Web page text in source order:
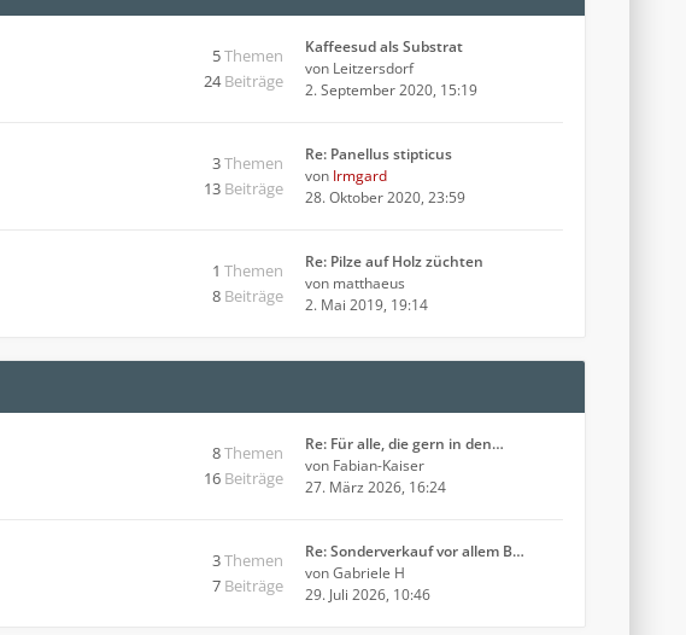
5Themen
24Beiträge
Kaffeesud als Substrat
von Leitzersdorf
2. September 2020, 15:19
3Themen
13 Beiträge
Re: Panellus stipticus
von Irmgard
28. Oktober 2020, 23:59
1 Themen
8 Beiträge
Re: Pilze auf Holz züchten
von matthaeus
2. Mai 2019, 19:14
8Themen
16 Beiträge
Re: Für alle, die gern in den…
von Fabian-Kaiser
27. März 2026, 16:24
3Themen
7 Beiträge
Re: Sonderverkauf vor allem B…
vonGabriele H
29. Juli 2026, 10:46